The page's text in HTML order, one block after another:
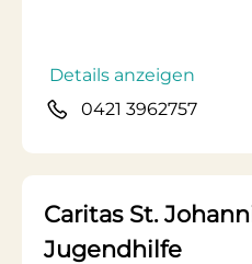
Details anzeigen
0421 3962757
Caritas St.
Jugendhilfe